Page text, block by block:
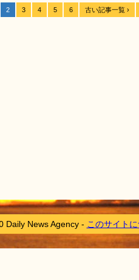
2 3 4 5 6 古い記事一覧 ›
Daily News Agency - このサイト